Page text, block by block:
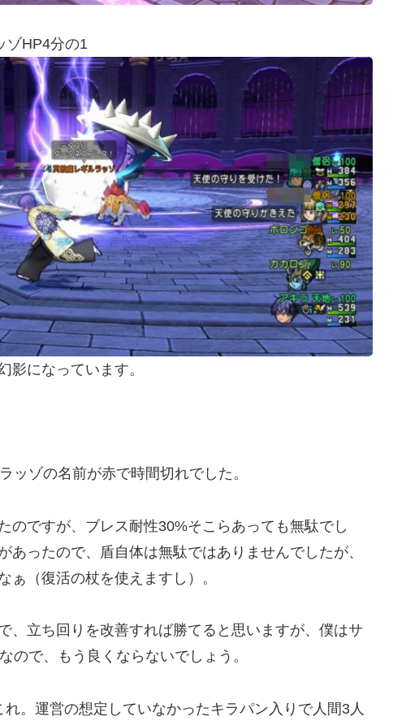
ゾHP4分の1
影になっています。
ッゾの名前が赤で時間切れでした。
のですが、ブレス耐性30%そこらあっても無駄でし
あったので、盾自体は無駄ではありませんでしたが、
ぁ（復活の杖を使えますし）。
、立ち回りを改善すれば勝てると思いますが、僕はサ
ので、もう良くならないでしょう。
。運営の想定していなかったキラパン入りで人間3人